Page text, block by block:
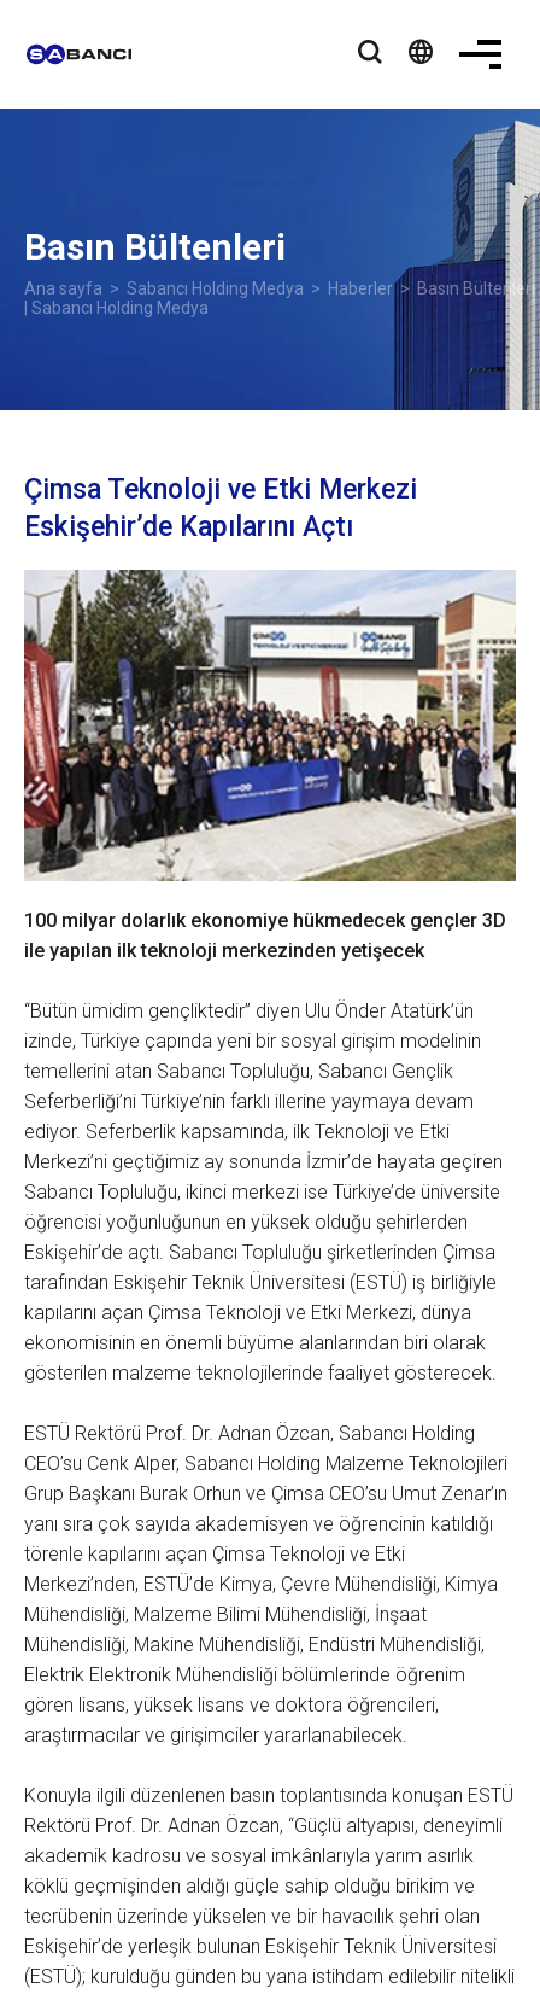
language
Basın Bültenleri
Ana sayfa > Sabancı Holding Medya > Haberler> Basın Bültenleri
| Sabancı Holding Medya
Çimsa Teknoloji ve Etki Merkezi
Eskişehir’de Kapılarını Açtı
100 milyar dolarlık ekonomiye hükmedecek gençler 3D
ile yapılan ilk teknoloji merkezinden yetişecek
“Bütün ümidim gençliktedir” diyen Ulu Önder Atatürk’ün
izinde, Türkiye çapında yeni bir sosyal girişim modelinin
temellerini atan Sabancı Topluluğu, Sabancı Gençlik
Seferberliği’ni Türkiye’nin farklı illerine yaymaya devam
ediyor. Seferberlik kapsamında, ilk Teknoloji ve Etki
Merkezi’ni geçtiğimiz ay sonunda İzmir’de hayata geçiren
Sabancı Topluluğu, ikinci merkezi ise Türkiye’de üniversite
öğrencisi yoğunluğunun en yüksek olduğu şehirlerden
Eskişehir’de açtı. Sabancı Topluluğu şirketlerinden Çimsa
tarafından Eskişehir Teknik Üniversitesi (ESTÜ) iş birliğiyle
kapılarını açan Çimsa Teknoloji ve Etki Merkezi, dünya
ekonomisinin en önemli büyüme alanlarından biri olarak
gösterilen malzeme teknolojilerinde faaliyet gösterecek.
ESTÜ Rektörü Prof. Dr. Adnan Özcan, Sabancı Holding
CEO’su Cenk Alper, Sabancı Holding Malzeme Teknolojileri
Grup Başkanı Burak Orhun ve Çimsa CEO’su Umut Zenar’ın
yanı sıra çok sayıda akademisyen ve öğrencinin katıldığı
törenle kapılarını açan Çimsa Teknoloji ve Etki
Merkezi’nden, ESTÜ’de Kimya, Çevre Mühendisliği, Kimya
Mühendisliği, Malzeme Bilimi Mühendisliği, İnşaat
Mühendisliği, Makine Mühendisliği, Endüstri Mühendisliği,
Elektrik Elektronik Mühendisliği bölümlerinde öğrenim
gören lisans, yüksek lisans ve doktora öğrencileri,
araştırmacılar ve girişimciler yararlanabilecek.
Konuyla ilgili düzenlenen basın toplantısında konuşan ESTÜ
Rektörü Prof. Dr. Adnan Özcan, “Güçlü altyapısı, deneyimli
akademik kadrosu ve sosyal imkânlarıyla yarım asırlık
köklü geçmişinden aldığı güçle sahip olduğu birikim ve
tecrübenin üzerinde yükselen ve bir havacılık şehri olan
Eskişehir’de yerleşik bulunan Eskişehir Teknik Üniversitesi
(ESTÜ); kurulduğu günden bu yana istihdam edilebilir nitelikli